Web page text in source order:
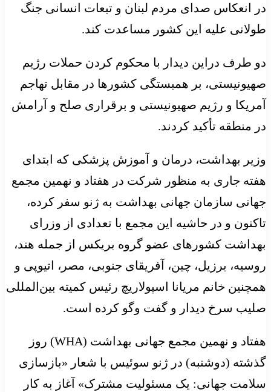
در انعکاس صدای مردم لبنان و تبعات انسانی جنگ
طولانی علیه این کشور مساعدت کند.
دو طرف دراین دیدار با محکوم کردن حملات رژیم
صهیونیستی، بر همبستگی کشورها در مقابل تهاجم
آمریکا و رژیم صهیونیستی و برقراری صلح و آرامش
در منطقه تأکید کردند.
وزیر بهداشت، درمان و آموزش پزشکی که ابتدای
هفته جاری به منظور شرکت در هفتاد و نهمین مجمع
جهانی سازمان جهانی بهداشت به ژنو سفر کرده،
تاکنون و در حاشیه این مجمع با تعدادی از وزرای
بهداشت کشورهای عضو گروه بریکس از جمله هند،
روسیه، برزیل، چین، آفریقای جنوبی، مصر، اتیوپی و
همچنین خانم مریانا اسپولاریچ رئیس کمیته بین‌المللی
صلیب سرخ دیدار و گفت وگو کرده است.
هفتاد و نهمین مجمع جهانی بهداشت (WHA) روز
گذشته (دوشنبه) در ژنو سوئیس با شعار «بازسازی
سلامت جهانی: یک مسئولیت مشترک» آغاز به کار